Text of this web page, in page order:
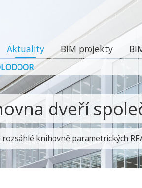
Aktuality BIM projekty
dveří
rozsáhlé knihovně parametrických